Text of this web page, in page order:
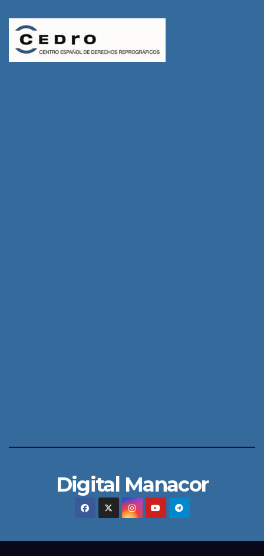
Digital Manacor